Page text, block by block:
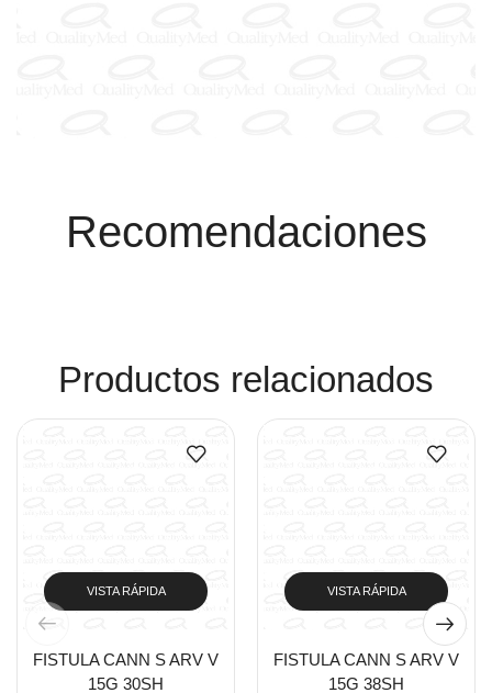
Recomendaciones
Productos relacionados
VISTA RÁPIDA
FISTULA CANN S ARV V
15G 30SH
VISTA RÁPIDA
FISTULA CANN S ARV V
15G 38SH